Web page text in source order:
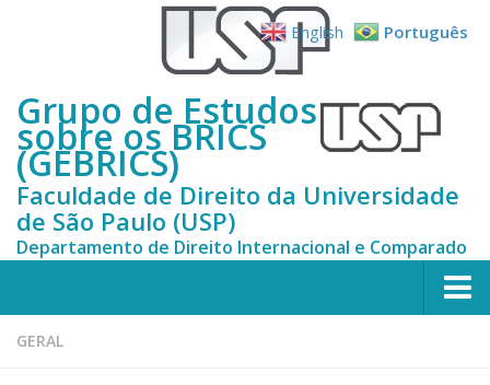
Grupo de Estudos
sobre os BRICS
(GEBRICS)
Faculdade de Direito da Universidade
de São Paulo (USP)
Departamento de Direito Internacional e Comparado
Início
GERAL
English Português